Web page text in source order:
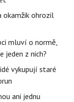
okamžik ohrozil
mluví o normě,
jeden z nich?
vykupují staré
ani jednu